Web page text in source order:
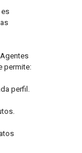
es
permite:
perfil.